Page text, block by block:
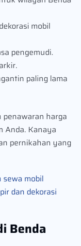
mobil
pengemudi.
paling lama
penawaran harga
Anda. Kanaya
pernikahan yang
mobil
dan dekorasi
Benda